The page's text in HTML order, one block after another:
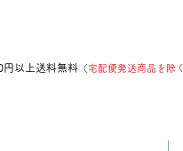
以上送料無料 （宅配便発送商品を除く